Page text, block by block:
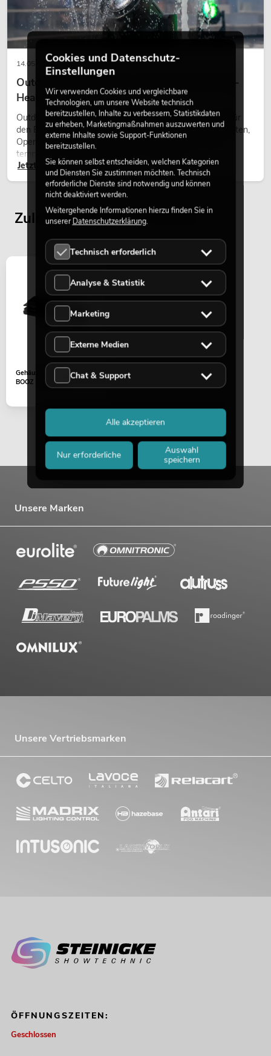
14.05.2026
Outdoor Moving-Heads: Wetterfeste Moving-
Heads bei Events
Outdoor Moving-Heads sind bewegliche Scheinwerfer für
den Einsatz im Freien. Sie werden bei Festivals, Stadtfesten,
Open-Air-Konzerten, Architekturinszenierungen und
temporären Außeninstallationen eingesetzt.
Jetzt lesen
Zuletzt angesehene Artikel
Gehäuseteil (Fußkappe)
BOOZ Event Stand
Unsere Marken
Unsere Vertriebsmarken
ÖFFNUNGSZEITEN:
Geschlossen
Cookies und Datenschutz-
Einstellungen
Wir verwenden Cookies und vergleichbare
Technologien, um unsere Website technisch
bereitzustellen, Inhalte zu verbessern, Statistikdaten
zu erheben, Marketingmaßnahmen auszuwerten und
externe Inhalte sowie Support-Funktionen
bereitzustellen.
Sie können selbst entscheiden, welchen Kategorien
und Diensten Sie zustimmen möchten. Technisch
erforderliche Dienste sind notwendig und können
nicht deaktiviert werden.
Weitergehende Informationen hierzu finden Sie in
unsererDatenschutzerklärung.
Technisch erforderlich
Analyse & Statistik
Marketing
Externe Medien
Chat & Support
Nur erforderliche
Auswahl
speichern
Alle akzeptieren